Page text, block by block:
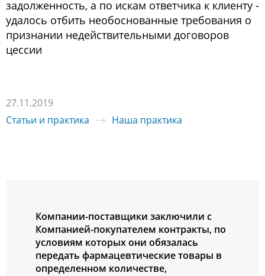
задолженность, а по искам ответчика к клиенту -
удалось отбить необоснованные требования о
признании недействительными договоров
цессии
27.11.2019
Статьи и практика
Наша практика
Компании-поставщики заключили с
Компанией-покупателем контракты, по
условиям которых они обязалась
передать фармацевтические товары в
определенном количестве,